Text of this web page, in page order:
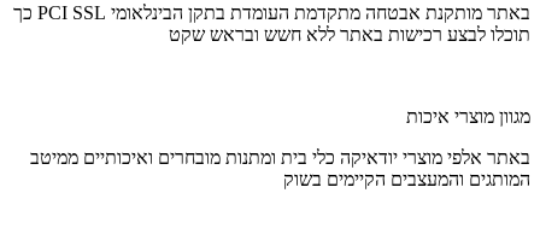
באתר מותקנת אבטחה מתקדמת העומדת בתקן הבינלאומי PCI SSL כך
תוכלו לבצע רכישות באתר ללא חשש ובראש שקט
מגוון מוצרי איכות
באתר אלפי מוצרי יודאיקה כלי בית ומתנות מובחרים ואיכותיים ממיטב
המותגים והמעצבים הקיימים בשוק